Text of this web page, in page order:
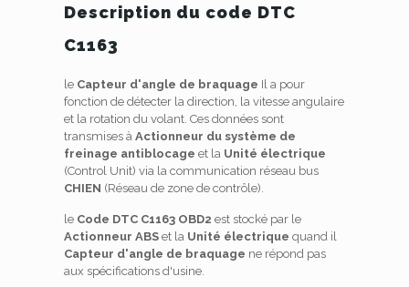
Description du code DTC
C1163
le Capteur d'angle de braquage Il a pour
fonction de détecter la direction, la vitesse angulaire
et la rotation du volant. Ces données sont
transmises à Actionneur du système de
freinage antiblocage et la Unité électrique
(Control Unit) via la communication réseau bus
CHIEN (Réseau de zone de contrôle).
le Code DTC C1163 OBD2 est stocké par le
Actionneur ABS et la Unité électrique quand il
Capteur d'angle de braquage ne répond pas
aux spécifications d'usine.